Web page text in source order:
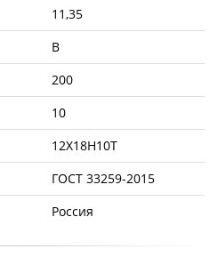
11,35
B
200
10
12Х18Н10Т
ГОСТ 33259-2015
Россия